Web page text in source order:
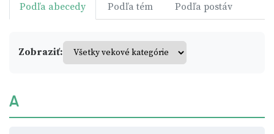
Podľa abecedy Podľa tém Podľa postáv
Zobraziť:
A